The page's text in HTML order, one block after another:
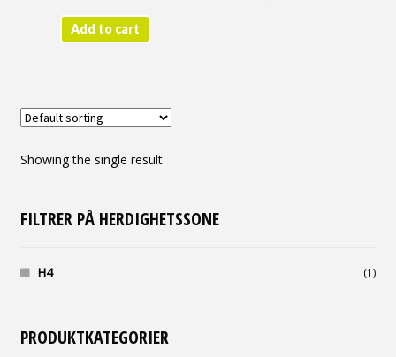
StauderAdd to cart
Showing the single result
FILTRER PÅ HERDIGHETSSONE
H4 (1)
PRODUKTKATEGORIER